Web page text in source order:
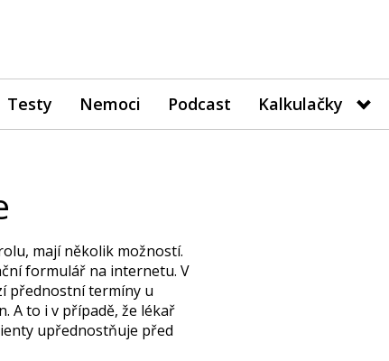
Testy Nemoci Podcast Kalkulačky
mají několik možností.
formulář na internetu. V
přednostní termíny u
A to i v případě, že lékař
upřednostňuje před